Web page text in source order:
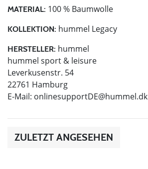
MATERIAL: 100 % Baumwolle
KOLLEKTION: hummel Legacy
HERSTELLER: hummel
hummel sport & leisure
Leverkusenstr. 54
22761 Hamburg
E-Mail: onlinesupportDE@hummel.dk
ZULETZT ANGESEHEN